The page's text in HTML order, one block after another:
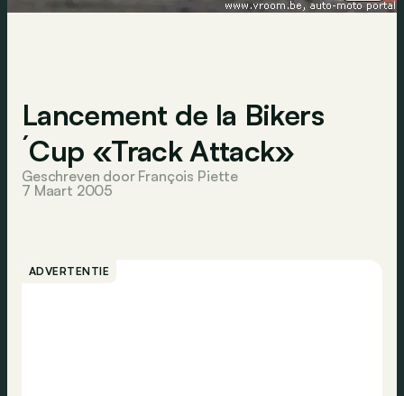
Lancement de la Bikers
´Cup «Track Attack»
Geschreven door François Piette
7 Maart 2005
ADVERTENTIE